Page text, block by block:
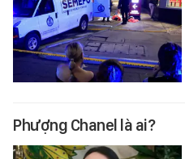
Phượng Chanel là ai?